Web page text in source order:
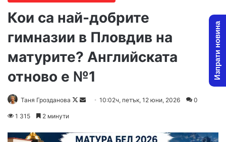
Кои са най-добрите
гимназии в Пловдив на
матурите? Английската
отново е №1
Таня Грозданова
Follow
Send10:02ч, петък, 12 юни, 2026 0
1 315 2 минути
Изпрати новина